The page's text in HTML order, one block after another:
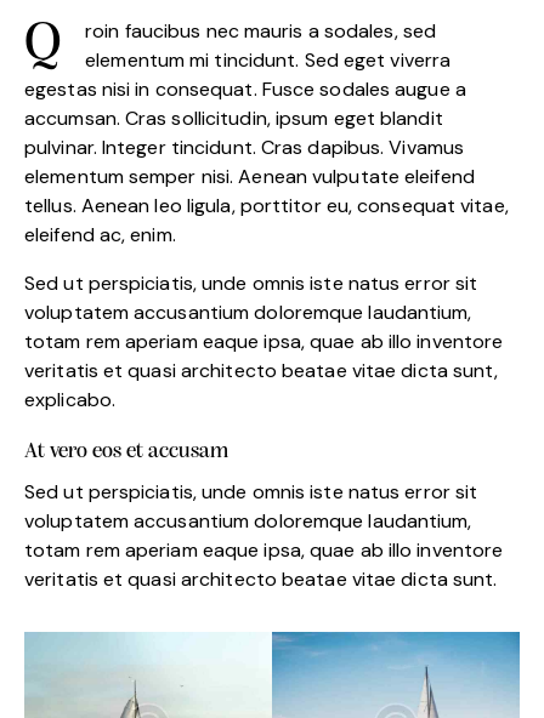
Qroin faucibus nec mauris a sodales, sed
elementum mi tincidunt. Sed eget viverra
egestas nisi in consequat. Fusce sodales augue a
accumsan. Cras sollicitudin, ipsum eget blandit
pulvinar. Integer tincidunt. Cras dapibus. Vivamus
elementum semper nisi. Aenean vulputate eleifend
tellus. Aenean leo ligula, porttitor eu, consequat vitae,
eleifend ac, enim.
Sed ut perspiciatis, unde omnis iste natus error sit
voluptatem accusantium doloremque laudantium,
totam rem aperiam eaque ipsa, quae ab illo inventore
veritatis et quasi architecto beatae vitae dicta sunt,
explicabo.
At vero eos et accusam
Sed ut perspiciatis, unde omnis iste natus error sit
voluptatem accusantium doloremque laudantium,
totam rem aperiam eaque ipsa, quae ab illo inventore
veritatis et quasi architecto beatae vitae dicta sunt.